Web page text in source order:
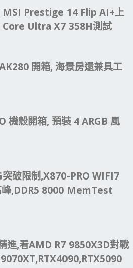
Prestige 14 Flip AI+上
Core Ultra X7 358H測試
開箱, 海景房還兼具工
機殼開箱, 預裝 4 ARGB 風
破限制,X870-PRO WIFI7
,DDR5 8000 MemTest
進,看AMD R7 9850X3D對戰